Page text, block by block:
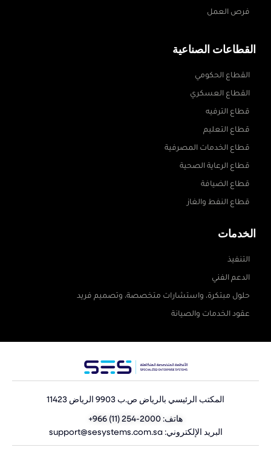
القطاعات الصناعية
القطاع الحكومي
القطاع العسكري
قطاع الترفيه
قطاع التعليم
قطاع الخدمات المصرفية
قطاع الرعاية الصحية
قطاع الضيافة
قطاع النفط والغاز
الخدمات
التنفيذ
الدعم الفني
حلول مبتكرة، واستشارات متخصصة، وتصميم فريد
عقود الخدمات والصيانة
فرص العمل
المكتب الرئيسي بالرياض ص.ب 9903 الرياض 11423
هاتف: +966 (11) 254-2000
البريد الإلكتروني: support@sesystems.com.sa